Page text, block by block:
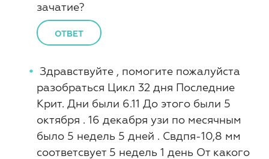
зачатие?
ОТВЕТ
Здравствуйте , помогите пожалуйста
разобраться Цикл 32 дня Последние
Крит. Дни были 6.11 До этого были 5
октября . 16 декабря узи по месячным
было 5 недель 5 дней . Свдпя-10,8 мм
соответсвует 5 недель 1 день От какого